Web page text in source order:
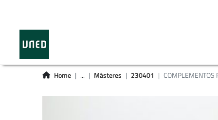
Home ... Másteres 230401 COMPLEMENTOS